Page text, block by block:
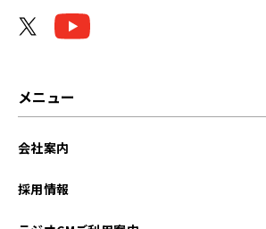
メニュー
会社案内
採用情報